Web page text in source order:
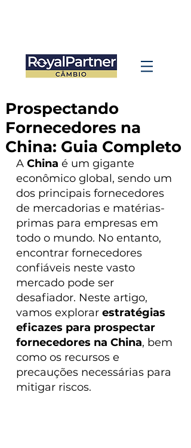
Prospectando
Fornecedores na
China: Guia Completo
A China é um gigante
econômico global, sendo um
dos principais fornecedores
de mercadorias e matérias-
primas para empresas em
todo o mundo. No entanto,
encontrar fornecedores
confiáveis neste vasto
mercado pode ser
desafiador. Neste artigo,
vamos explorar estratégias
eficazes para prospectar
fornecedores na China, bem
como os recursos e
precauções necessárias para
mitigar riscos.